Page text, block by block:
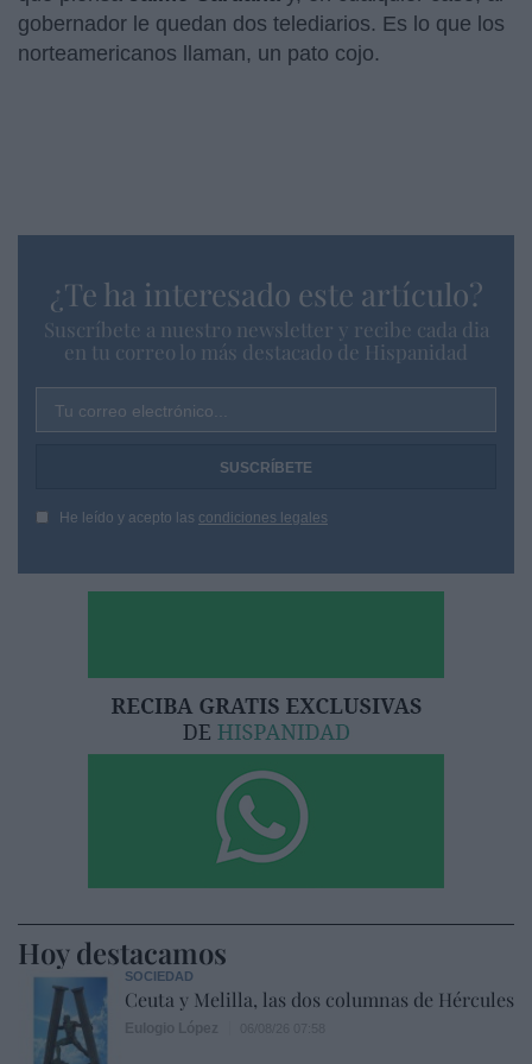
gobernador le quedan dos telediarios. Es lo que los
norteamericanos llaman, un pato cojo.
¿Te ha interesado este artículo?
Suscríbete a nuestro newsletter y recibe cada dia
en tu correo lo más destacado de Hispanidad
Tu correo electrónico...
He leído y acepto las condiciones legales
Hoy destacamos
SOCIEDAD
Ceuta y Melilla, las dos columnas de Hércules